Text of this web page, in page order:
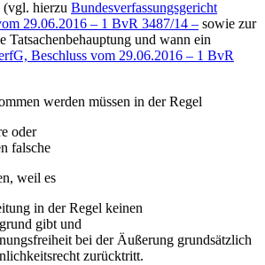
(vgl. hierzu Bundesverfassungsgericht
29.06.2016 – 1 BvR 3487/14 – sowie zur
Tatsachenbehauptung und wann ein
Beschluss vom 29.06.2016 – 1 BvR
werden müssen in der Regel
oder
falsche
weil es
in der Regel keinen
gibt und
bei der Äußerung grundsätzlich
zurücktritt.